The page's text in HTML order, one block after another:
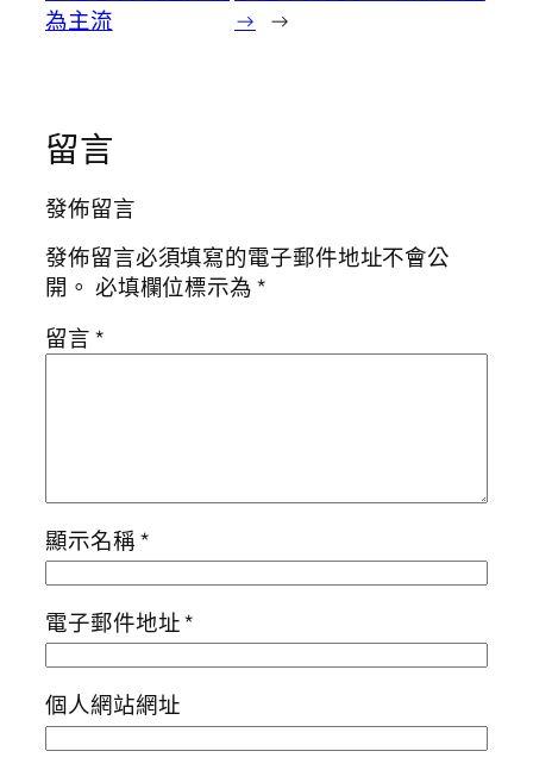
為主流
→ →
留言
發佈留言
發佈留言必須填寫的電子郵件地址不會公
開。 必填欄位標示為*
留言*
顯示名稱*
電子郵件地址*
個人網站網址